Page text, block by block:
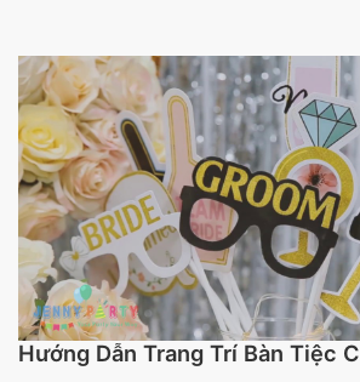
Hướng Dẫn Trang Trí Bàn Tiệc